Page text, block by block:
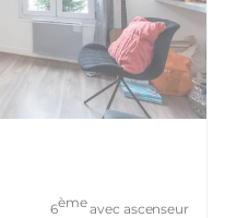
6èmeavec ascenseur